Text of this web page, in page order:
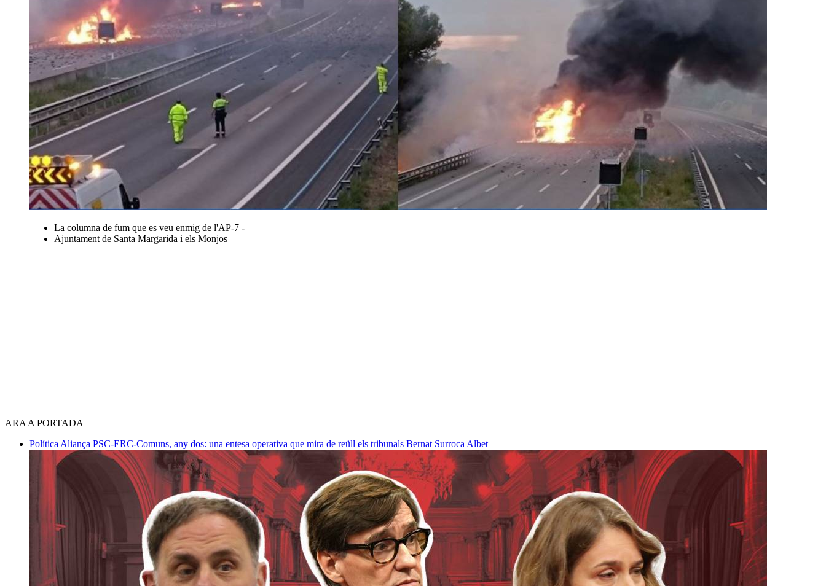
La columna de fum que es veu enmig de l'AP-7 -
Ajuntament de Santa Margarida i els Monjos
ARA A PORTADA
Política Aliança PSC-ERC-Comuns, any dos: una entesa operativa que mira de reüll els tribunals Bernat Surroca Albet